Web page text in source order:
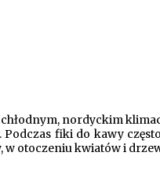
nordyckim
fiki do kawy
w otoczeniu kwiatów i